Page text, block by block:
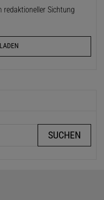
redaktioneller Sichtung